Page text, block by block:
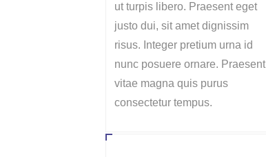
ut turpis libero. Praesent eget
justo dui, sit amet dignissim
risus. Integer pretium urna id
nunc posuere ornare. Praesent
vitae magna quis purus
consectetur tempus.